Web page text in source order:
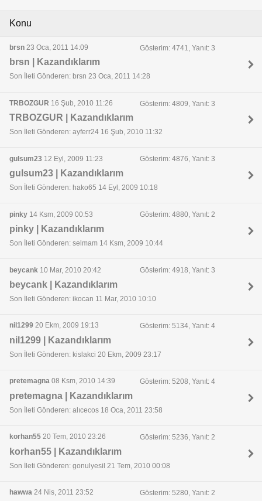
Konu
brsn 23 Oca, 2011 14:09 Gösterim: 4741, Yanıt: 3
brsn | Kazandıklarım
Son İleti Gönderen: brsn 23 Oca, 2011 14:28
TRBOZGUR 16 Şub, 2010 11:26 Gösterim: 4809, Yanıt: 3
TRBOZGUR | Kazandıklarım
Son İleti Gönderen: ayferr24 16 Şub, 2010 11:32
gulsum23 12 Eyl, 2009 11:23 Gösterim: 4876, Yanıt: 3
gulsum23 | Kazandıklarım
Son İleti Gönderen: hako65 14 Eyl, 2009 10:18
pinky 14 Ksm, 2009 00:53 Gösterim: 4880, Yanıt: 2
pinky | Kazandıklarım
Son İleti Gönderen: selmam 14 Ksm, 2009 10:44
beycank 10 Mar, 2010 20:42 Gösterim: 4918, Yanıt: 3
beycank | Kazandıklarım
Son İleti Gönderen: ikocan 11 Mar, 2010 10:10
nil1299 20 Ekm, 2009 19:13 Gösterim: 5134, Yanıt: 4
nil1299 | Kazandıklarım
Son İleti Gönderen: kislakci 20 Ekm, 2009 23:17
pretemagna 08 Ksm, 2010 14:39 Gösterim: 5208, Yanıt: 4
pretemagna | Kazandıklarım
Son İleti Gönderen: alıcecos 18 Oca, 2011 23:58
korhan55 20 Tem, 2010 23:26 Gösterim: 5236, Yanıt: 2
korhan55 | Kazandıklarım
Son İleti Gönderen: gonulyesil 21 Tem, 2010 00:08
hawwa 24 Nis, 2011 23:52 Gösterim: 5280, Yanıt: 2